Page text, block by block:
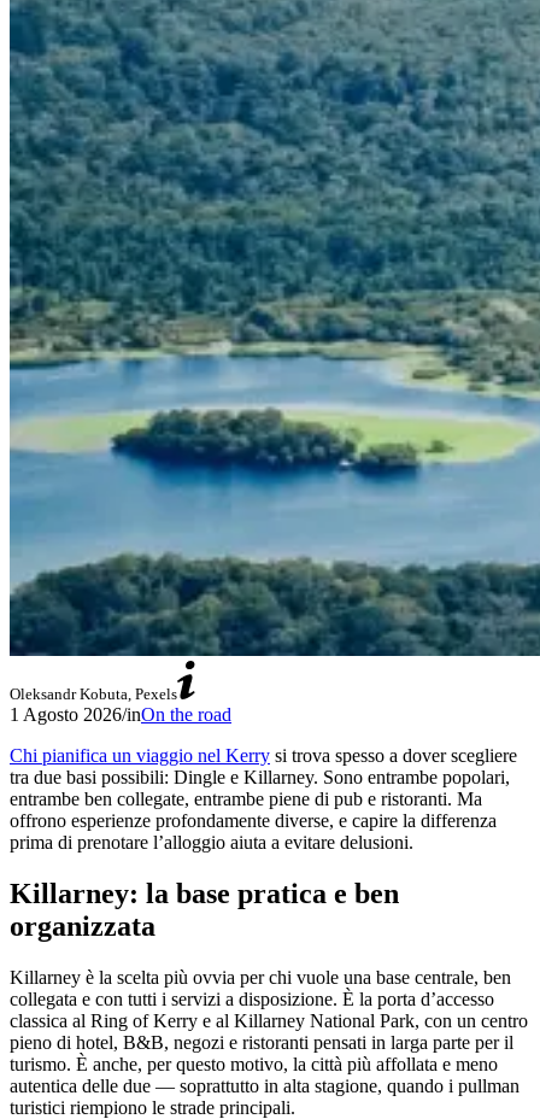
Oleksandr Kobuta, Pexels
1 Agosto 2026/inOn the road
Chi pianifica un viaggio nel Kerry si trova spesso a dover scegliere
tra due basi possibili: Dingle e Killarney. Sono entrambe popolari,
entrambe ben collegate, entrambe piene di pub e ristoranti. Ma
offrono esperienze profondamente diverse, e capire la differenza
prima di prenotare l’alloggio aiuta a evitare delusioni.
Killarney: la base pratica e ben
organizzata
Killarney è la scelta più ovvia per chi vuole una base centrale, ben
collegata e con tutti i servizi a disposizione. È la porta d’accesso
classica al Ring of Kerry e al Killarney National Park, con un centro
pieno di hotel, B&B, negozi e ristoranti pensati in larga parte per il
turismo. È anche, per questo motivo, la città più affollata e meno
autentica delle due — soprattutto in alta stagione, quando i pullman
turistici riempiono le strade principali.